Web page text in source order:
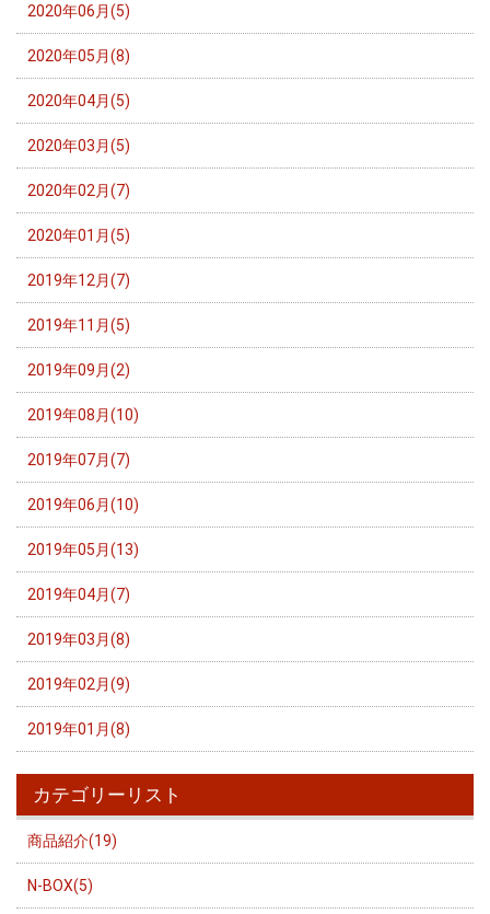
2020年06月(5)
2020年05月(8)
2020年04月(5)
2020年03月(5)
2020年02月(7)
2020年01月(5)
2019年12月(7)
2019年11月(5)
2019年09月(2)
2019年08月(10)
2019年07月(7)
2019年06月(10)
2019年05月(13)
2019年04月(7)
2019年03月(8)
2019年02月(9)
2019年01月(8)
カテゴリーリスト
商品紹介(19)
N-BOX(5)